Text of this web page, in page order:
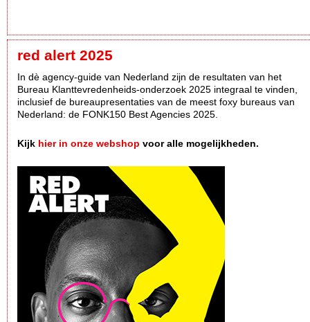
red alert 2025
In dè agency-guide van Nederland zijn de resultaten van het
Bureau Klanttevredenheids-onderzoek 2025 integraal te vinden,
inclusief de bureaupresentaties van de meest foxy bureaus van
Nederland: de FONK150 Best Agencies 2025.
Kijk hier in onze webshop voor alle mogelijkheden.